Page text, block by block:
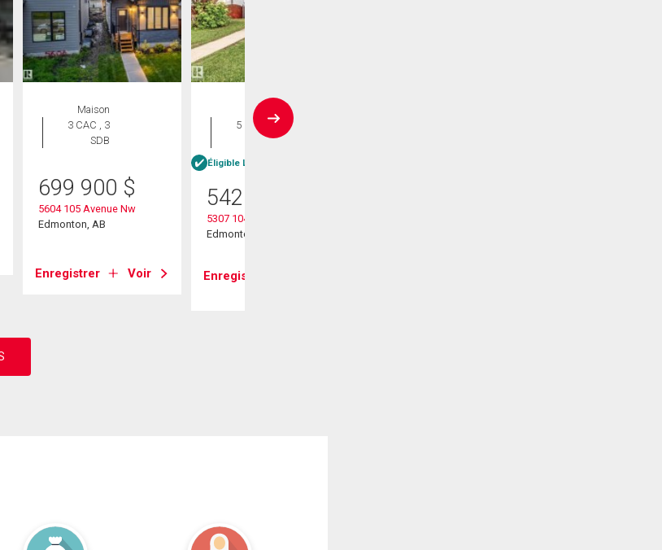
Maison
3 CAC , 3
SDB
699 900 $
5604 105 Avenue Nw
Edmonton, AB
Enregistrer Voir
Maison
5 CAC , 2
SDB
Éligible Louer pour acheter
542 500
5307 104 Avenue Nw
Edmonton, AB
Enregistrer